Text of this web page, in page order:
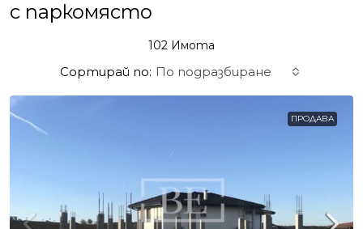
с паркомясто
102 Имотa
Сортирай по: По подразбиране
ПРОДАВА